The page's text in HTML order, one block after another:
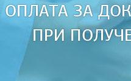
ОПЛАТА ЗА
ПРИ